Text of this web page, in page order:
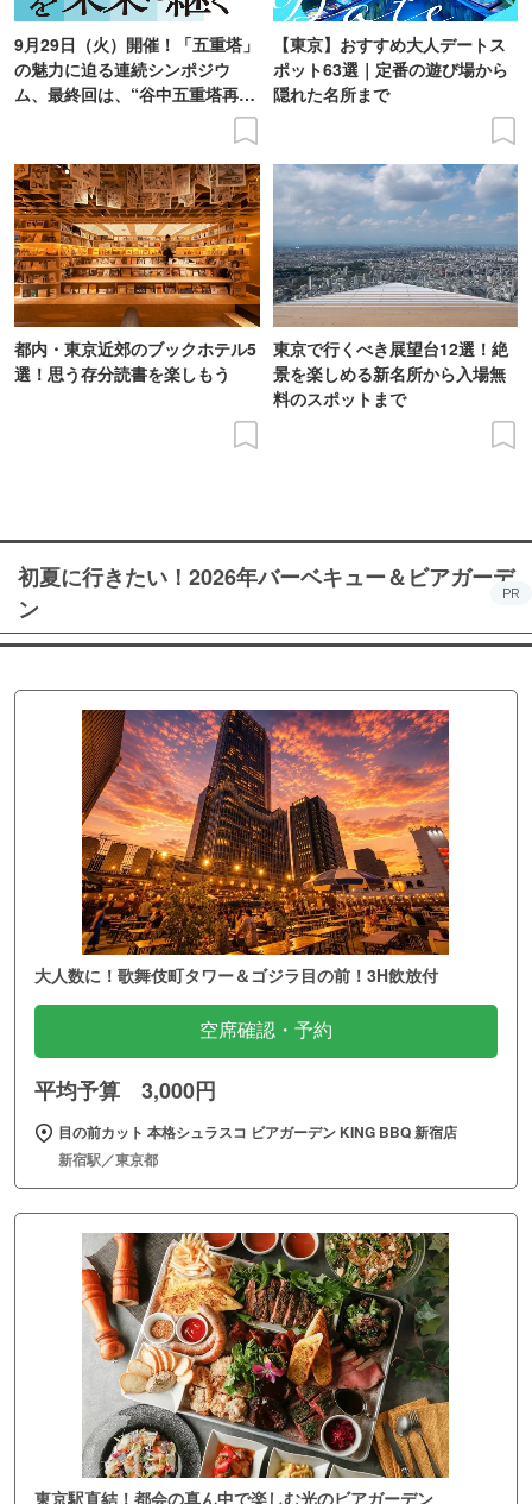
9月29日（火）開催！「五重塔」
の魅力に迫る連続シンポジウ
ム、最終回は、“谷中五重塔再建
【東京】おすすめ大人デートス
ポット63選｜定番の遊び場から
隠れた名所まで
都内・東京近郊のブックホテル5
選！思う存分読書を楽しもう
東京で行くべき展望台12選！絶
景を楽しめる新名所から入場無
料のスポットまで
初夏に行きたい！2026年バーベキュー＆ビアガーデ
ン
PR
大人数に！歌舞伎町タワー＆ゴジラ目の前！3H飲放付
空席確認・予約
平均予算 3,000円
目の前カット 本格シュラスコ ビアガーデン KING BBQ 新宿店
新宿駅／東京都
東京駅直結！都会の真ん中で楽しむ光のビアガーデン